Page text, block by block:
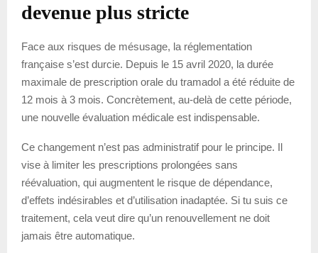
devenue plus stricte
Face aux risques de mésusage, la réglementation
française s’est durcie. Depuis le 15 avril 2020, la durée
maximale de prescription orale du tramadol a été réduite de
12 mois à 3 mois. Concrètement, au-delà de cette période,
une nouvelle évaluation médicale est indispensable.
Ce changement n’est pas administratif pour le principe. Il
vise à limiter les prescriptions prolongées sans
réévaluation, qui augmentent le risque de dépendance,
d’effets indésirables et d’utilisation inadaptée. Si tu suis ce
traitement, cela veut dire qu’un renouvellement ne doit
jamais être automatique.